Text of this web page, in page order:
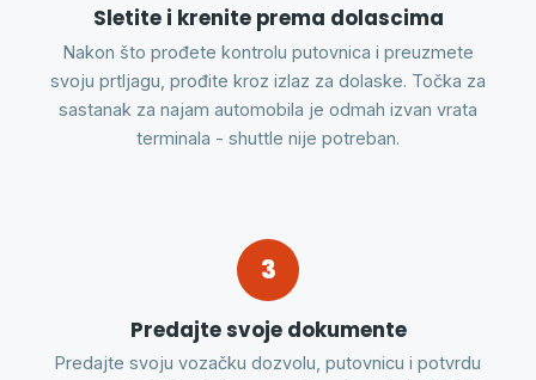
Sletite i krenite prema dolascima
Nakon što prođete kontrolu putovnica i preuzmete
svoju prtljagu, prođite kroz izlaz za dolaske. Točka za
sastanak za najam automobila je odmah izvan vrata
terminala - shuttle nije potreban.
3
Predajte svoje dokumente
Predajte svoju vozačku dozvolu, putovnicu i potvrdu